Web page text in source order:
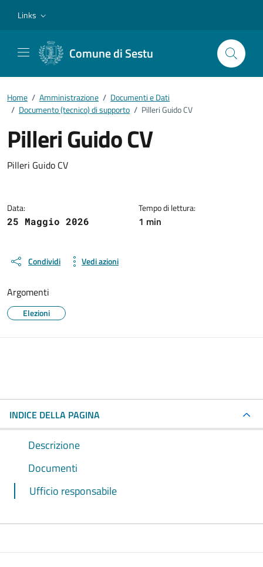
Links
Comune di Sestu
Home / Amministrazione / Documenti e Dati
/ Documento (tecnico) di supporto / Pilleri Guido CV
Pilleri Guido CV
Dettagli del documento
Pilleri Guido CV
Data:
25 Maggio 2026
Tempo di lettura:
1 min
Condividi Vedi azioni
Argomenti
Elezioni
INDICE DELLA PAGINA
Descrizione
Documenti
Ufficio responsabile